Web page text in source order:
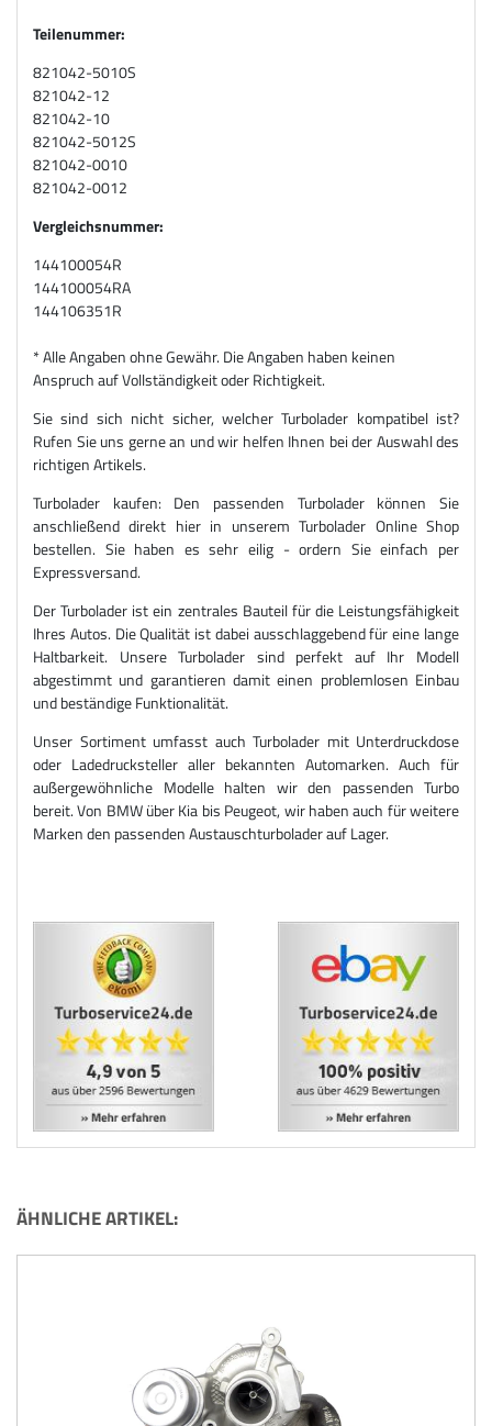
Teilenummer:
821042-5010S
821042-12
821042-10
821042-5012S
821042-0010
821042-0012
Vergleichsnummer:
144100054R
144100054RA
144106351R
* Alle Angaben ohne Gewähr. Die Angaben haben keinen
Anspruch auf Vollständigkeit oder Richtigkeit.
Sie sind sich nicht sicher, welcher Turbolader kompatibel ist?
Rufen Sie uns gerne an und wir helfen Ihnen bei der Auswahl des
richtigen Artikels.
Turbolader kaufen: Den passenden Turbolader können Sie
anschließend direkt hier in unserem Turbolader Online Shop
bestellen. Sie haben es sehr eilig - ordern Sie einfach per
Expressversand.
Der Turbolader ist ein zentrales Bauteil für die Leistungsfähigkeit
Ihres Autos. Die Qualität ist dabei ausschlaggebend für eine lange
Haltbarkeit. Unsere Turbolader sind perfekt auf Ihr Modell
abgestimmt und garantieren damit einen problemlosen Einbau
und beständige Funktionalität.
Unser Sortiment umfasst auch Turbolader mit Unterdruckdose
oder Ladedrucksteller aller bekannten Automarken. Auch für
außergewöhnliche Modelle halten wir den passenden Turbo
bereit. Von BMW über Kia bis Peugeot, wir haben auch für weitere
Marken den passenden Austauschturbolader auf Lager.
ÄHNLICHE ARTIKEL: